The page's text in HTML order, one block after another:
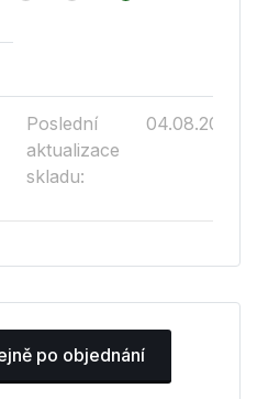
Poslední
aktualizace
skladu:
04.08.2026
po objednání